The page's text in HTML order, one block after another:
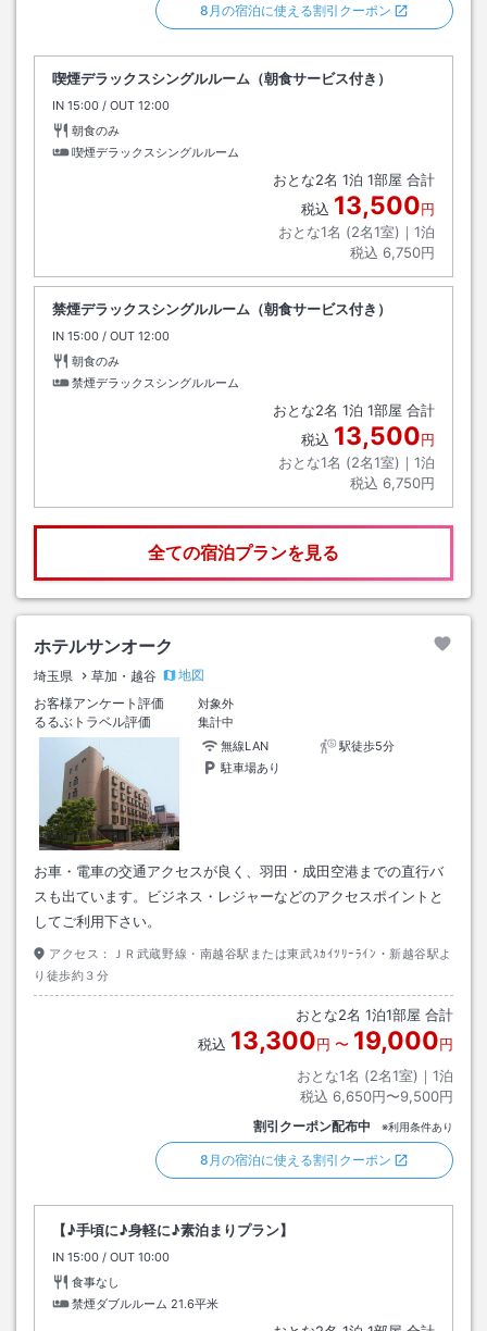
8月の宿泊に使える割引クーポン
喫煙デラックスシングルルーム（朝食サービス付き）
IN チェックイン
15:00 / OUT チェックアウト
12:00
朝食のみ
喫煙デラックスシングルルーム
おとな2名 1泊 1部屋 合計
税込 13,500円
おとな1名 (2名1室)｜ 1泊
税込 6,750円
禁煙デラックスシングルルーム（朝食サービス付き）
IN チェックイン
15:00 / OUT チェックアウト
12:00
朝食のみ
禁煙デラックスシングルルーム
おとな2名 1泊 1部屋 合計
税込 13,500円
おとな1名 (2名1室)｜ 1泊
税込 6,750円
全ての宿泊プランを見る
ホテルサンオーク
埼玉県 草加・越谷
地図
お客様アンケート評価
対象外
るるぶトラベル評価
集計中
無線LAN
駅徒歩5分
駐車場あり
お車・電車の交通アクセスが良く、羽田・成田空港までの直行バ
スも出ています。ビジネス・レジャーなどのアクセスポイントと
してご利用下さい。
アクセス：
ＪＲ武蔵野線・南越谷駅または東武ｽｶｲﾂﾘｰﾗｲﾝ・新越谷駅よ
り徒歩約３分
おとな2名 1泊1部屋 合計
税込 13,300円 〜 19,000円
おとな1名 (2名1室)｜ 1泊
税込 6,650円〜9,500円
割引クーポン配布中 ※利用条件あり
8月の宿泊に使える割引クーポン
【♪手頃に♪身軽に♪素泊まりプラン】
IN チェックイン
15:00 / OUT チェックアウト
10:00
食事なし
禁煙ダブルルーム 21.6平米